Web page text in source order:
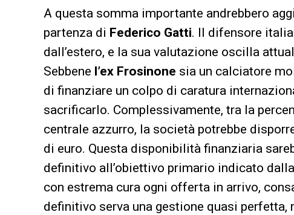
A questa somma importante andrebbero
partenza di Federico Gatti. Il difensore
dall’estero, e la sua valutazione oscilla
Sebbene l’ex Frosinone sia un calciatore
di finanziare un colpo di caratura
sacrificarlo. Complessivamente, tra la
centrale azzurro, la società potrebbe
di euro. Questa disponibilità finanziaria
definitivo all’obiettivo primario indicato
con estrema cura ogni offerta in arrivo,
definitivo serva una gestione quasi